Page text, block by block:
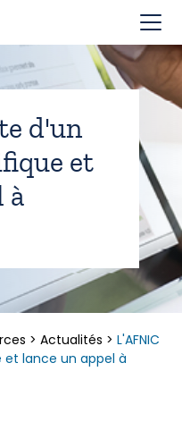
d'un
et
à
> Actualités > L'AFNIC
lance un appel à